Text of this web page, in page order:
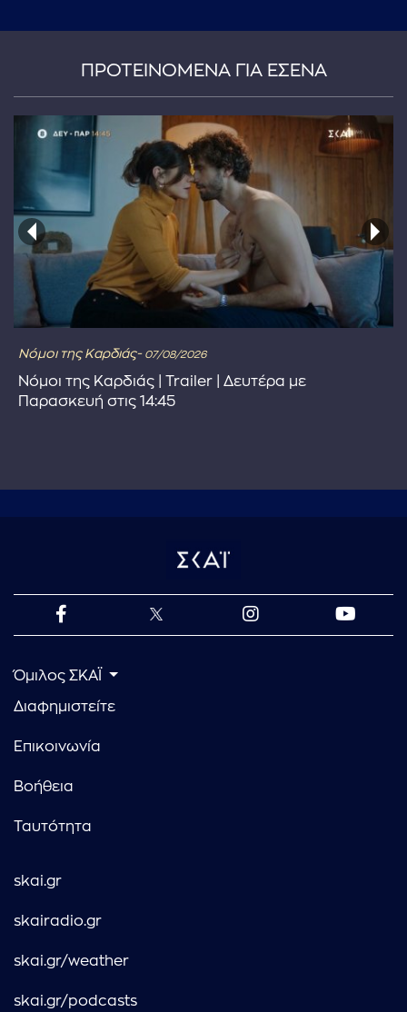
ΠΡΟΤΕΙΝΟΜΕΝΑ ΓΙΑ ΕΣΕΝΑ
Νόμοι της Καρδιάς- 07/08/2026
Νόμοι της Καρδιάς | Trailer | Δευτέρα με
Παρασκευή στις 14:45
Όμιλος ΣΚΑΪ
Διαφημιστείτε
Επικοινωνία
Βοήθεια
Ταυτότητα
skai.gr
skairadio.gr
skai.gr/weather
skai.gr/podcasts